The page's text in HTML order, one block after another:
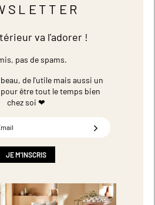
va l'adorer !
pas de spams.
de l'utile mais aussi un
pour être tout le temps bien
chez soi ❤
JE M'INSCRIS